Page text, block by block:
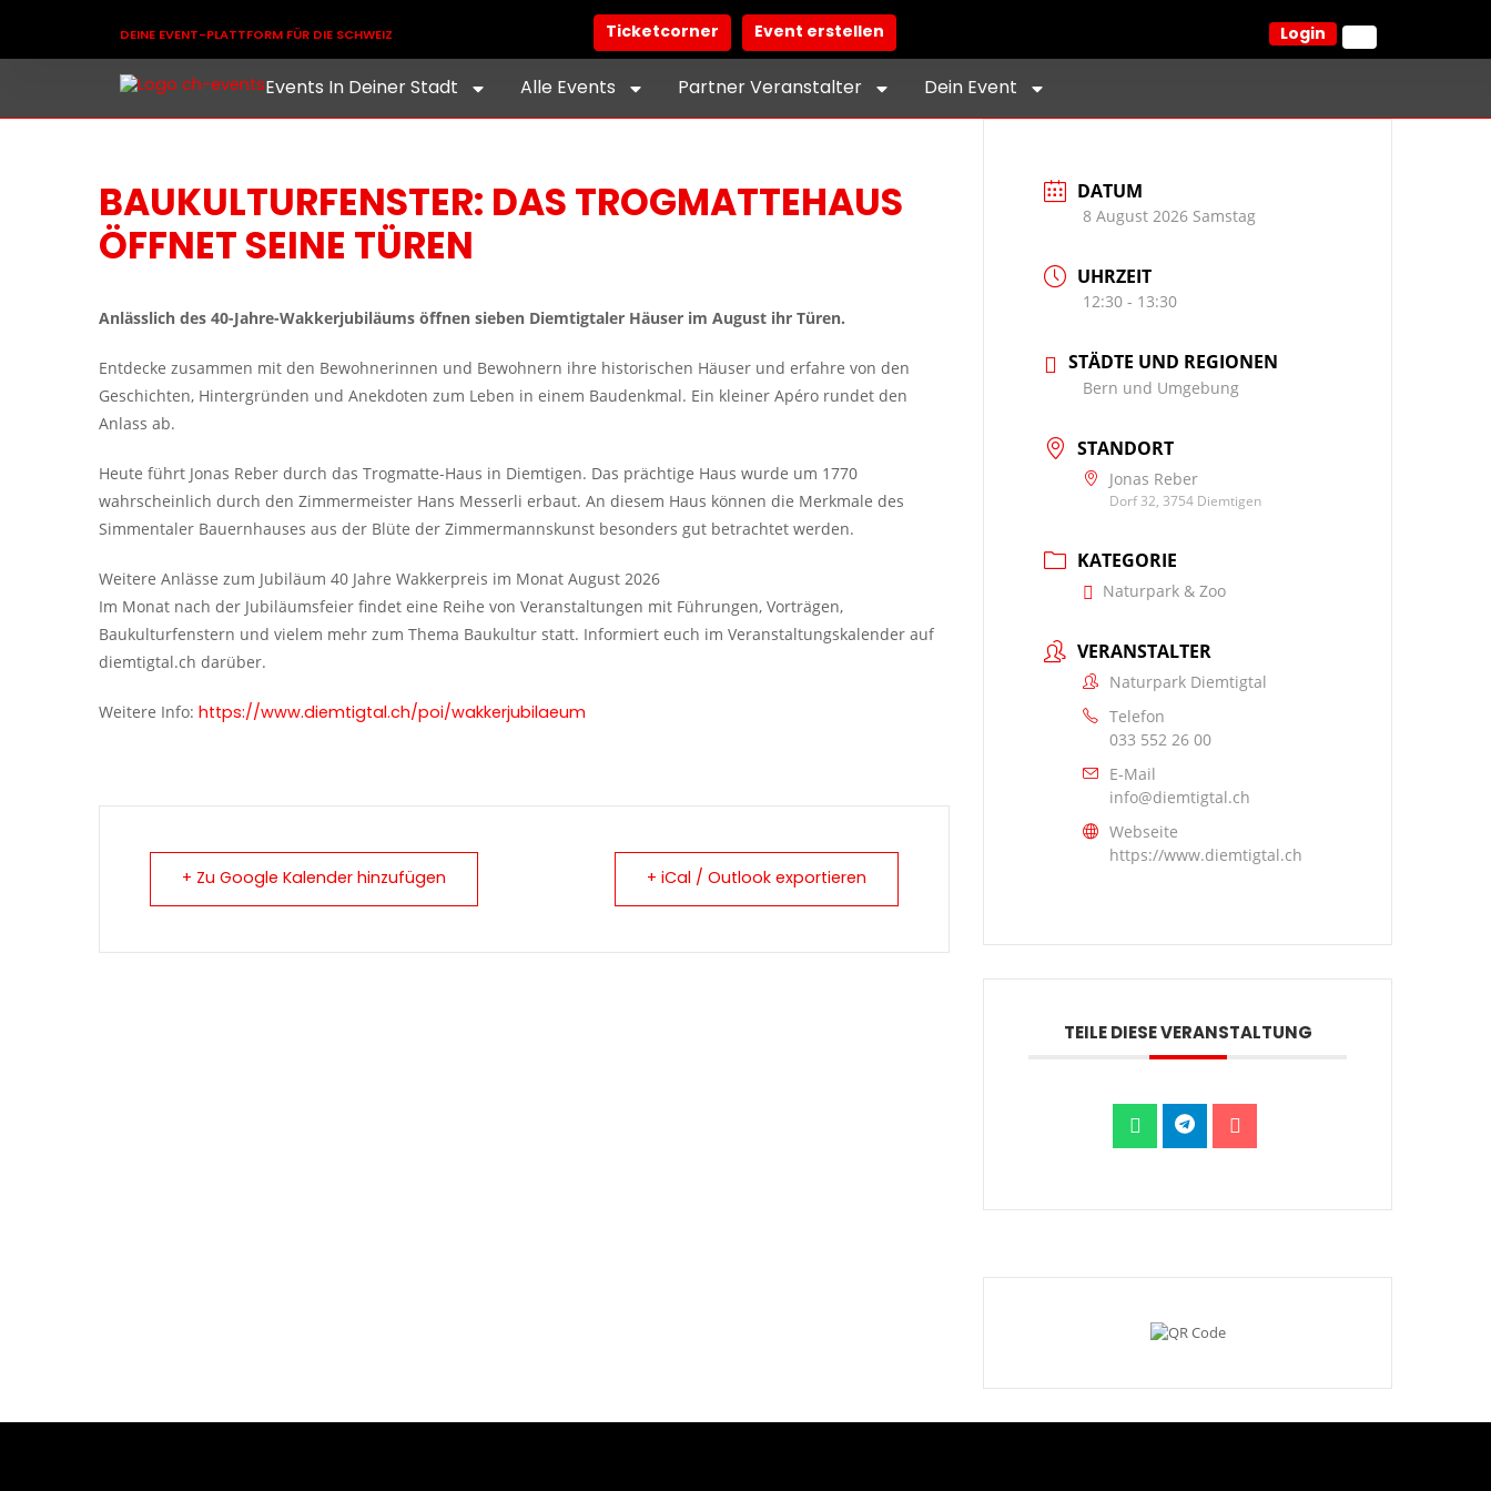
DEINE EVENT-PLATTFORM FÜR DIE SCHWEIZ Ticketcorner Event erstellen Login
Events In Deiner Stadt Alle Events Partner Veranstalter Dein Event
BAUKULTURFENSTER: DAS TROGMATTEHAUS
ÖFFNET SEINE TÜREN
Anlässlich des 40-Jahre-Wakkerjubiläums öffnen sieben Diemtigtaler Häuser im August ihr Türen.
Entdecke zusammen mit den Bewohnerinnen und Bewohnern ihre historischen Häuser und erfahre von den
Geschichten, Hintergründen und Anekdoten zum Leben in einem Baudenkmal. Ein kleiner Apéro rundet den
Anlass ab.
Heute führt Jonas Reber durch das Trogmatte-Haus in Diemtigen. Das prächtige Haus wurde um 1770
wahrscheinlich durch den Zimmermeister Hans Messerli erbaut. An diesem Haus können die Merkmale des
Simmentaler Bauernhauses aus der Blüte der Zimmermannskunst besonders gut betrachtet werden.
Weitere Anlässe zum Jubiläum 40 Jahre Wakkerpreis im Monat August 2026
Im Monat nach der Jubiläumsfeier findet eine Reihe von Veranstaltungen mit Führungen, Vorträgen,
Baukulturfenstern und vielem mehr zum Thema Baukultur statt. Informiert euch im Veranstaltungskalender auf
diemtigtal.ch darüber.
Weitere Info: https://www.diemtigtal.ch/poi/wakkerjubilaeum
+ Zu Google Kalender hinzufügen + iCal / Outlook exportieren
DATUM
8 August 2026 Samstag
UHRZEIT
12:30 - 13:30
STÄDTE UND REGIONEN
Bern und Umgebung
STANDORT
Jonas Reber
Dorf 32, 3754 Diemtigen
KATEGORIE
Naturpark & Zoo
VERANSTALTER
Naturpark Diemtigtal
Telefon
033 552 26 00
E-Mail
info@diemtigtal.ch
Webseite
https://www.diemtigtal.ch
TEILE DIESE VERANSTALTUNG